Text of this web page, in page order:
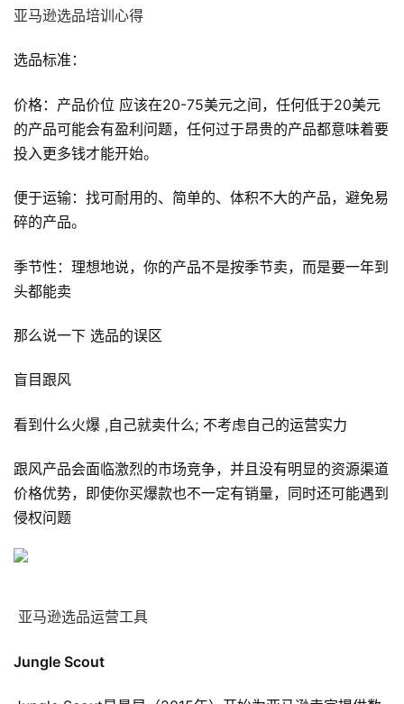
亚马逊选品培训心得
选品标准：
价格：产品价位 应该在20-75美元之间，任何低于20美元
的产品可能会有盈利问题，任何过于昂贵的产品都意味着要
投入更多钱才能开始。
便于运输：找可耐用的、简单的、体积不大的产品，避免易
碎的产品。
季节性：理想地说，你的产品不是按季节卖，而是要一年到
头都能卖
那么说一下 选品的误区
盲目跟风
看到什么火爆 ,自己就卖什么; 不考虑自己的运营实力
跟风产品会面临激烈的市场竞争，并且没有明显的资源渠道
价格优势，即使你买爆款也不一定有销量，同时还可能遇到
侵权问题
亚马逊选品运营工具
Jungle Scout